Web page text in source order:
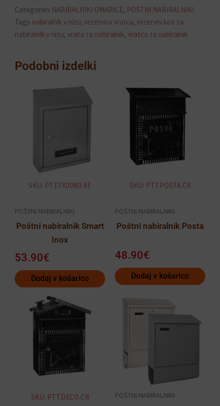
Categories NABIRALNIKI OMARICE, POŠTNI NABIRALNIKI
Tags nabiralnik v nizu, rezervna vratca, rezervni kos za
nabiralnik v nizu, vrata za nabiralnik, vratca za nabiralnik
Podobni izdelki
SKU: PTT.TX0080.RF
POŠTNI NABIRALNIKI
Poštni nabiralnik Smart
Inox
53.90€
Dodaj v košarico
SKU: PTT.POSTA.ČR
POŠTNI NABIRALNIKI
Poštni nabiralnik Posta
48.90€
Dodaj v košarico
SKU: PTT.DECO.ČR POŠTNI NABIRALNIKI
izdelek
različic.
Možnosti
izberete